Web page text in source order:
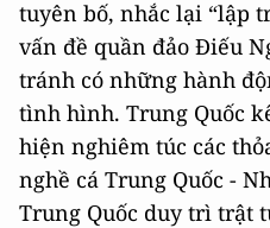
tuyên bố, nhắc lại “lập
vấn đề quần đảo Điếu
tránh có những hành
tình hình. Trung Quốc
hiện nghiêm túc các
nghề cá Trung Quốc -
Trung Quốc duy trì trật